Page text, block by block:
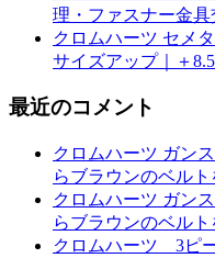
理・ファスナー金具
クロムハーツ セメ
サイズアップ｜＋
最近のコメント
クロムハーツ ガン
らブラウンのベル
クロムハーツ ガン
らブラウンのベル
クロムハーツ 3ピ